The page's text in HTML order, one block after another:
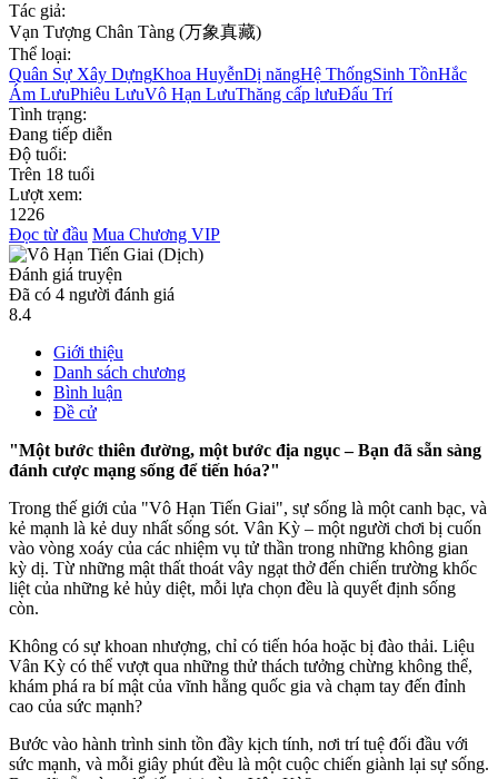
Tác giả:
Vạn Tượng Chân Tàng (万象真藏)
Thể loại:
Quân Sự Xây DựngKhoa HuyễnDị năngHệ ThốngSinh TồnHắc
Ám LưuPhiêu LưuVô Hạn LưuThăng cấp lưuĐấu Trí
Tình trạng:
Đang tiếp diễn
Độ tuổi:
Trên 18 tuổi
Lượt xem:
1226
Đọc từ đầu Mua Chương VIP
Đánh giá truyện
Đã có 4 người đánh giá
8.4
Giới thiệu
Danh sách chương
Bình luận
Đề cử
"Một bước thiên đường, một bước địa ngục – Bạn đã sẵn sàng
đánh cược mạng sống để tiến hóa?"
Trong thế giới của "Vô Hạn Tiến Giai", sự sống là một canh bạc, và
kẻ mạnh là kẻ duy nhất sống sót. Vân Kỳ – một người chơi bị cuốn
vào vòng xoáy của các nhiệm vụ tử thần trong những không gian
kỳ dị. Từ những mật thất thoát vây ngạt thở đến chiến trường khốc
liệt của những kẻ hủy diệt, mỗi lựa chọn đều là quyết định sống
còn.
Không có sự khoan nhượng, chỉ có tiến hóa hoặc bị đào thải. Liệu
Vân Kỳ có thể vượt qua những thử thách tưởng chừng không thể,
khám phá ra bí mật của vĩnh hằng quốc gia và chạm tay đến đỉnh
cao của sức mạnh?
Bước vào hành trình sinh tồn đầy kịch tính, nơi trí tuệ đối đầu với
sức mạnh, và mỗi giây phút đều là một cuộc chiến giành lại sự sống.